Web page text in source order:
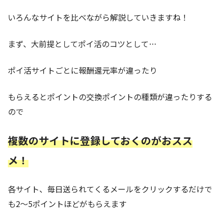
いろんなサイトを比べながら解説していきますね！
まず、大前提としてポイ活のコツとして…
ポイ活サイトごとに報酬還元率が違ったり
もらえるとポイントの交換ポイントの種類が違ったりする
ので
複数のサイトに登録しておくのがおスス
メ！
各サイト、毎日送られてくるメールをクリックするだけで
も2～5ポイントほどがもらえます